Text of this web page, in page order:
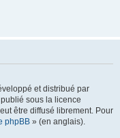
et distribué par
publié sous la licence
être diffusé librement. Pour
phpBB » (en anglais).